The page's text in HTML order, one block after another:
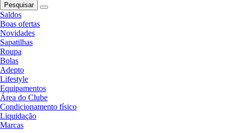
Pesquisar
Saldos
Boas ofertas
Novidades
Sapatilhas
Roupa
Bolas
Adepto
Lifestyle
Equipamentos
Área do Clube
Condicionamento físico
Liquidação
Marcas